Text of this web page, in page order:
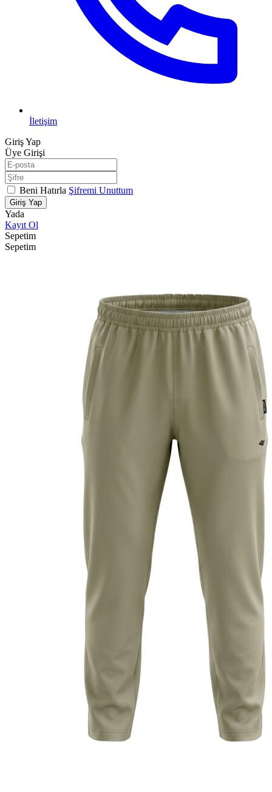
İletişim
Giriş Yap
Üye Girişi
Beni Hatırla Şifremi Unuttum
Giriş Yap
Yada
Kayıt Ol
Sepetim
Sepetim